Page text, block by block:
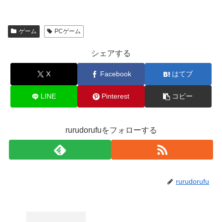
ゲーム PCゲーム
シェアする
X Facebook はてブ
LINE Pinterest コピー
rurudorufuをフォローする
rurudorufu